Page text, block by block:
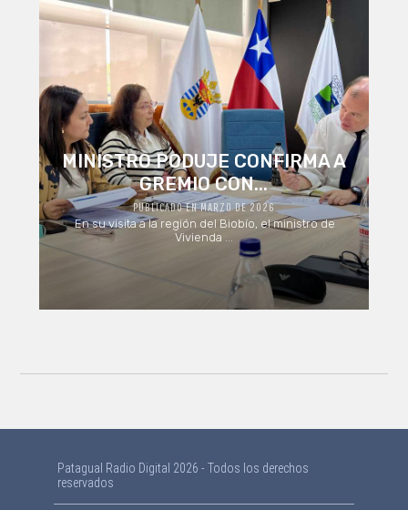
MINISTRO PODUJE CONFIRMA A
GREMIO CON...
PUBLICADO EN MARZO DE 2026
En su visita a la región del Biobío, el ministro de
Vivienda ...
Patagual Radio Digital 2026 - Todos los derechos
reservados